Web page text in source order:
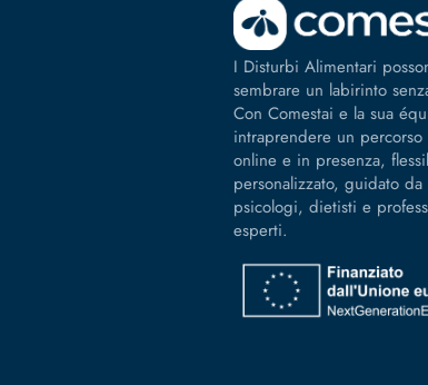
I Disturbi Alimentari
sembrare un labirinto
Con Comestai e la sua
intraprendere un
online e in presenza,
personalizzato, guidato da
psicologi, dietisti e
esperti.